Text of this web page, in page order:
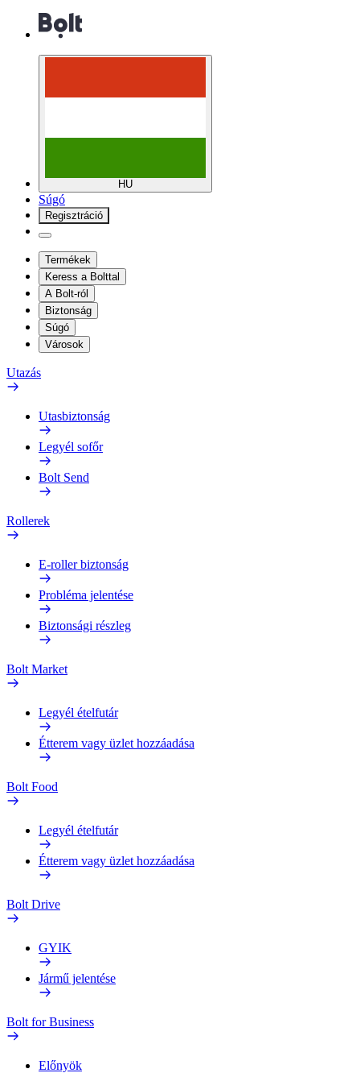
HU
Súgó
Regisztráció
Termékek
Keress a Bolttal
A Bolt-ról
Biztonság
Súgó
Városok
Utazás
Utasbiztonság
Legyél sofőr
Bolt Send
Rollerek
E-roller biztonság
Probléma jelentése
Biztonsági részleg
Bolt Market
Legyél ételfutár
Étterem vagy üzlet hozzáadása
Bolt Food
Legyél ételfutár
Étterem vagy üzlet hozzáadása
Bolt Drive
GYIK
Jármű jelentése
Bolt for Business
Előnyök